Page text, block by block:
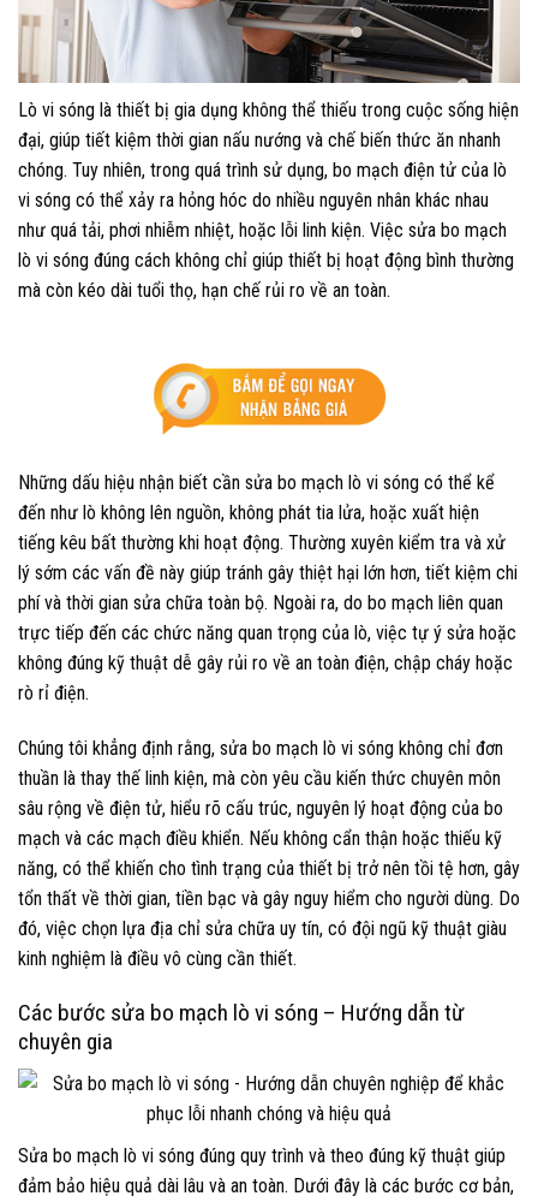
Lò vi sóng là thiết bị gia dụng không thể thiếu trong cuộc sống hiện
đại, giúp tiết kiệm thời gian nấu nướng và chế biến thức ăn nhanh
chóng. Tuy nhiên, trong quá trình sử dụng, bo mạch điện tử của lò
vi sóng có thể xảy ra hỏng hóc do nhiều nguyên nhân khác nhau
như quá tải, phơi nhiễm nhiệt, hoặc lỗi linh kiện. Việc sửa bo mạch
lò vi sóng đúng cách không chỉ giúp thiết bị hoạt động bình thường
mà còn kéo dài tuổi thọ, hạn chế rủi ro về an toàn.
Những dấu hiệu nhận biết cần sửa bo mạch lò vi sóng có thể kể
đến như lò không lên nguồn, không phát tia lửa, hoặc xuất hiện
tiếng kêu bất thường khi hoạt động. Thường xuyên kiểm tra và xử
lý sớm các vấn đề này giúp tránh gây thiệt hại lớn hơn, tiết kiệm chi
phí và thời gian sửa chữa toàn bộ. Ngoài ra, do bo mạch liên quan
trực tiếp đến các chức năng quan trọng của lò, việc tự ý sửa hoặc
không đúng kỹ thuật dễ gây rủi ro về an toàn điện, chập cháy hoặc
rò rỉ điện.
Chúng tôi khẳng định rằng, sửa bo mạch lò vi sóng không chỉ đơn
thuần là thay thế linh kiện, mà còn yêu cầu kiến thức chuyên môn
sâu rộng về điện tử, hiểu rõ cấu trúc, nguyên lý hoạt động của bo
mạch và các mạch điều khiển. Nếu không cẩn thận hoặc thiếu kỹ
năng, có thể khiến cho tình trạng của thiết bị trở nên tồi tệ hơn, gây
tổn thất về thời gian, tiền bạc và gây nguy hiểm cho người dùng. Do
đó, việc chọn lựa địa chỉ sửa chữa uy tín, có đội ngũ kỹ thuật giàu
kinh nghiệm là điều vô cùng cần thiết.
Các bước sửa bo mạch lò vi sóng – Hướng dẫn từ
chuyên gia
Sửa bo mạch lò vi sóng đúng quy trình và theo đúng kỹ thuật giúp
đảm bảo hiệu quả dài lâu và an toàn. Dưới đây là các bước cơ bản,